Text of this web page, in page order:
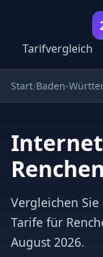
Tarifvergleich
Start Baden-
Renchen
Vergleichen Sie
Tarife für
August 2026.